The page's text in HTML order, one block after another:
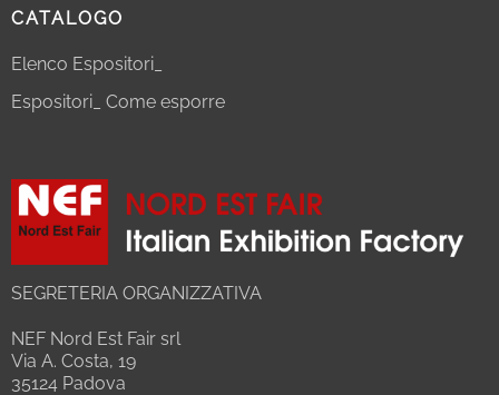
CATALOGO
Elenco Espositori_
Espositori_ Come esporre
SEGRETERIA ORGANIZZATIVA
NEF Nord Est Fair srl
Via A. Costa, 19
35124 Padova